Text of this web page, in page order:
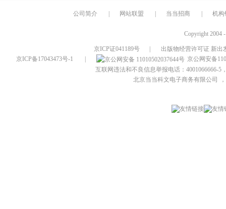
公司简介 网站联盟 当当招商 机构
Copyright 2004
京ICP证041189号
出版物经营许可证 新出
京ICP备17043473号-1
京公网安备
互联网违法和不良信息举报电话：4001066666-5
北京当当科文电子商务有限公司